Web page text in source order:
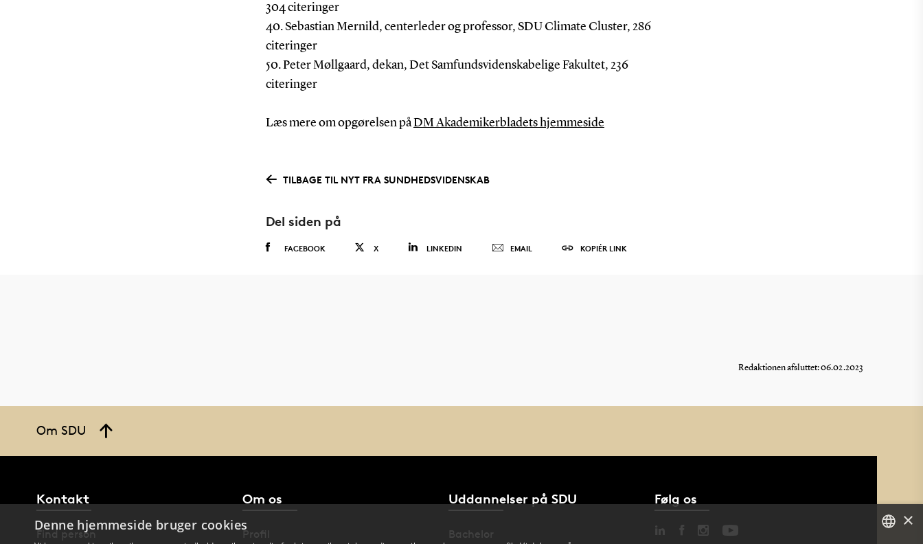
304 citeringer
40. Sebastian Mernild, centerleder og professor, SDU Climate Cluster, 286
citeringer
50. Peter Møllgaard, dekan, Det Samfundsvidenskabelige Fakultet, 236
citeringer
Læs mere om opgørelsen på DM Akademikerbladets hjemmeside
TILBAGE TIL NYT FRA SUNDHEDSVIDENSKAB
Del siden på
FACEBOOK X LINKEDIN EMAIL KOPIÉR LINK
Redaktionen afsluttet: 06.02.2023
Om SDU
Kontakt
Find person
Om os
Profil
Uddannelser på SDU
Bachelor
Følg os
×
Denne hjemmeside bruger cookies